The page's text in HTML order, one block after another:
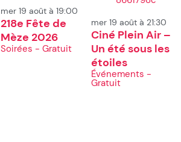
mer 19 août à 19:00
218e Fête de
Mèze 2026
Soirées - Gratuit
mer 19 août à 21:30
Ciné Plein Air –
Un été sous les
étoiles
Événements -
Gratuit